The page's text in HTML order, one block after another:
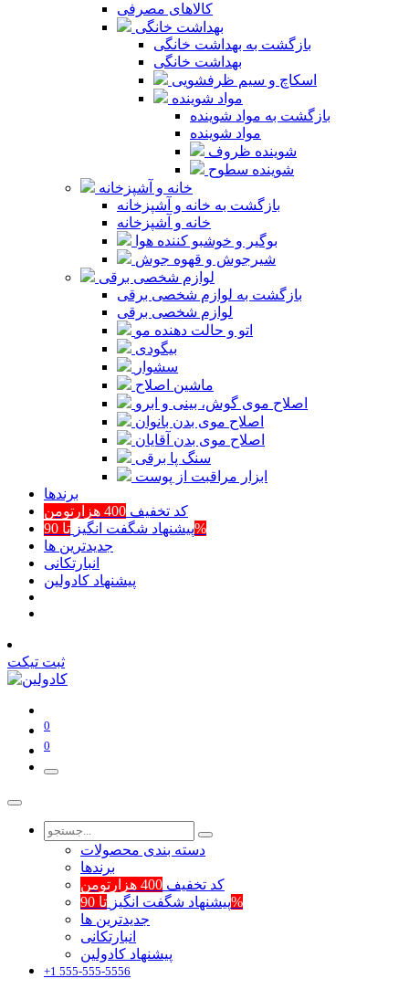
کالاهای مصرفی
بهداشت خانگی
بازگشت به بهداشت خانگی
بهداشت خانگی
اسکاچ و سیم ظرفشویی
مواد شوینده
بازگشت به مواد شوینده
مواد شوینده
شوینده ظروف
شوینده سطوح
خانه و آشپزخانه
بازگشت به خانه و آشپزخانه
خانه و آشپزخانه
بوگیر و خوشبو کننده هوا
شیرجوش و قهوه جوش
لوازم شخصی برقی
بازگشت به لوازم شخصی برقی
لوازم شخصی برقی
اتو و حالت دهنده مو
بیگودی
سشوار
ماشین اصلاح
اصلاح موی گوش، بینی و ابرو
اصلاح موی بدن بانوان
اصلاح موی بدن آقایان
سنگ پا برقی
ابزار مراقبت از پوست
برند‌ها
کد تخفیف 400 هزارتومن
پیشنهاد شگفت انگیزتا 90%
جدیدترین ها
انبارتکانی
پیشنهاد کادولین
ثبت تیکت
0
0
دسته بندی محصولات
برند‌ها
کد تخفیف 400 هزارتومن
پیشنهاد شگفت انگیزتا 90%
جدیدترین ها
انبارتکانی
پیشنهاد کادولین
+1 555-555-5556